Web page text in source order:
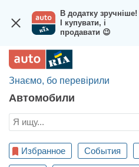
В додатку зручніше!
І купувати, і
продавати 😉
Вход в кабинет
Автомобили б/у
Новые авто
Знаємо, бо перевірили
Автомобили
Избранное События